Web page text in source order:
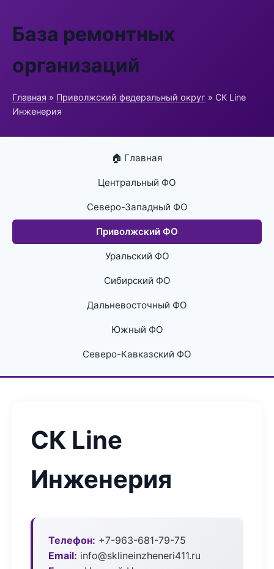
База ремонтных
организаций
Главная » Приволжский федеральный округ » СК Line
Инженерия
🏠 Главная
Центральный ФО
Северо-Западный ФО
Приволжский ФО
Уральский ФО
Сибирский ФО
Дальневосточный ФО
Южный ФО
Северо-Кавказский ФО
СК Line
Инженерия
Телефон: +7-963-681-79-75
Email: info@sklineinzheneri411.ru